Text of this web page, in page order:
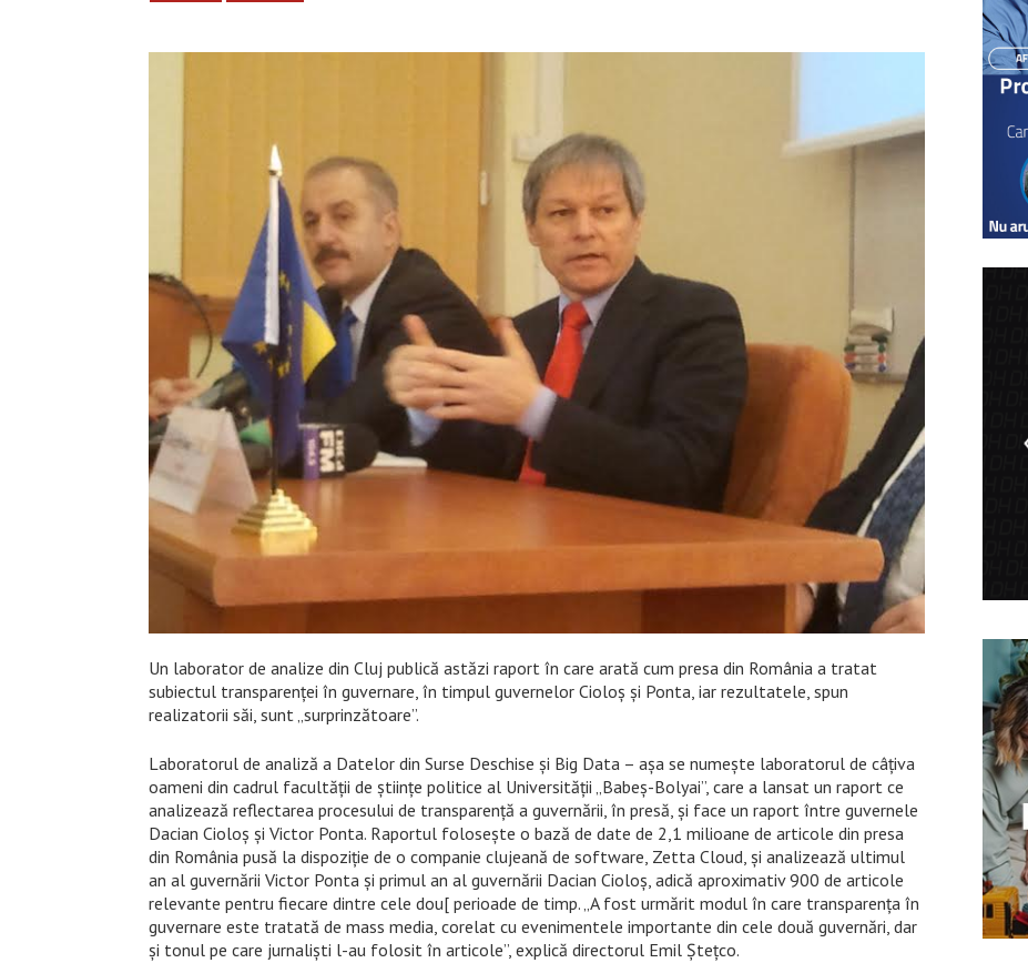
Un laborator de analize din Cluj publică astăzi raport în care arată cum presa din România a tratat
subiectul transparenței în guvernare, în timpul guvernelor Cioloș și Ponta, iar rezultatele, spun
realizatorii săi, sunt „surprinzătoare”.
Laboratorul de analiză a Datelor din Surse Deschise și Big Data – așa se numește laboratorul de câțiva
oameni din cadrul facultății de științe politice al Universității „Babeș-Bolyai”, care a lansat un raport ce
analizează reflectarea procesului de transparență a guvernării, în presă, și face un raport între guvernele
Dacian Cioloș și Victor Ponta. Raportul folosește o bază de date de 2,1 milioane de articole din presa
din România pusă la dispoziție de o companie clujeană de software, Zetta Cloud, și analizează ultimul
an al guvernării Victor Ponta și primul an al guvernării Dacian Cioloș, adică aproximativ 900 de articole
relevante pentru fiecare dintre cele dou[ perioade de timp. „A fost urmărit modul în care transparența în
guvernare este tratată de mass media, corelat cu evenimentele importante din cele două guvernări, dar
și tonul pe care jurnaliști l-au folosit în articole”, explică directorul Emil Ștețco.